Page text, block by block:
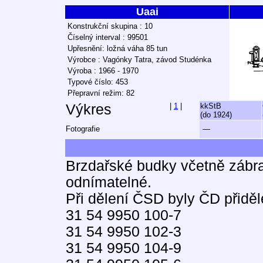
Uaai
Konstrukční skupina : 10
Číselný interval : 99501
Upřesnění: ložná váha 85 tun
Výrobce : Vagónky Tatra, závod Studénka
Výroba : 1966 - 1970
Typové číslo: 453
Přepravní režim: 82
Výkres 1
kkStB
(do 1924)
Fotografie
—
Brzdařské budky včetně
odnímatelné.
Při dělení ČSD byly ČD
31 54 9950 100-7
31 54 9950 102-3
31 54 9950 104-9